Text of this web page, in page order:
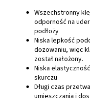
Wszechstronny
odporność na
podłoży
Niska lepkość
dozowaniu, więc
został nałożony.
Niska
skurczu
Długi czas
umieszczania i